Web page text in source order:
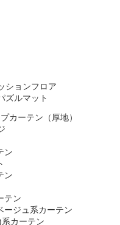
ションフロア
ズルマット
カーテン（厚地）
ン
ン
テン
ージュ系カーテン
カーテン